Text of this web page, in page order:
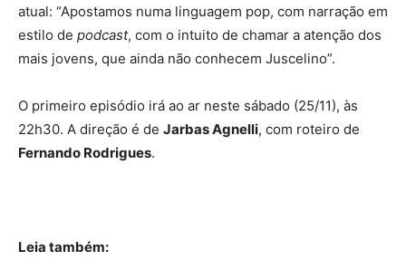
atual: “Apostamos numa linguagem pop, com narração em
estilo de podcast, com o intuito de chamar a atenção dos
mais jovens, que ainda não conhecem Juscelino”.
O primeiro episódio irá ao ar neste sábado (25/11), às
22h30. A direção é de Jarbas Agnelli, com roteiro de
Fernando Rodrigues.
Leia também: